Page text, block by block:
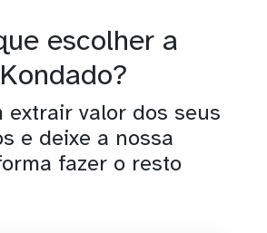
escolher a
Kondado?
extrair valor dos seus
e deixe a nossa
fazer o resto